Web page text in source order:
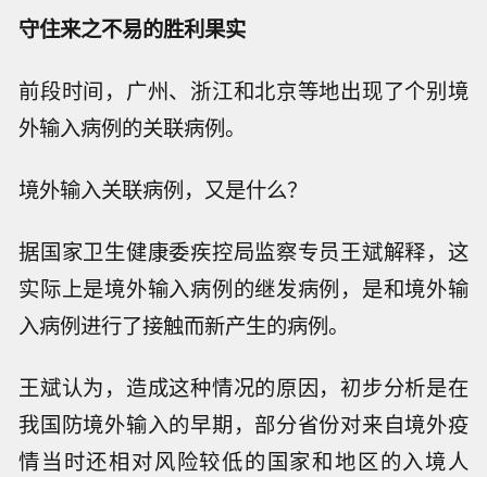
守住来之不易的胜利果实
前段时间，广州、浙江和北京等地出现了个别境
外输入病例的关联病例。
境外输入关联病例，又是什么？
据国家卫生健康委疾控局监察专员王斌解释，这
实际上是境外输入病例的继发病例，是和境外输
入病例进行了接触而新产生的病例。
王斌认为，造成这种情况的原因，初步分析是在
我国防境外输入的早期，部分省份对来自境外疫
情当时还相对风险较低的国家和地区的入境人